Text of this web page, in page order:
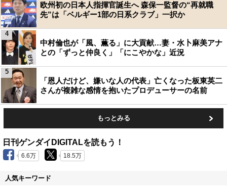
欧州初の日本人指揮官誕生へ 森保一監督の“再就職
先”は「ベルギー1部の日系クラブ」一択か
中村倫也が「風、薫る」に大貢献…妻・水卜麻美アナ
との「ずっと仲良く」「にこやかな」近況
4
「恩人だけど、嫌いな人の代表」亡くなった板東英二
さんが複雑な感情を抱いたプロデューサーの名前
5
もっとみる
日刊ゲンダイDIGITALを読もう！
6.6万 18.5万
人気キーワード